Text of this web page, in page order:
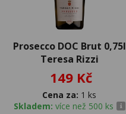
Prosecco DOC Brut 0,75l
Teresa Rizzi
149 Kč
Cena za: 1 ks
Skladem: více než 500 ks